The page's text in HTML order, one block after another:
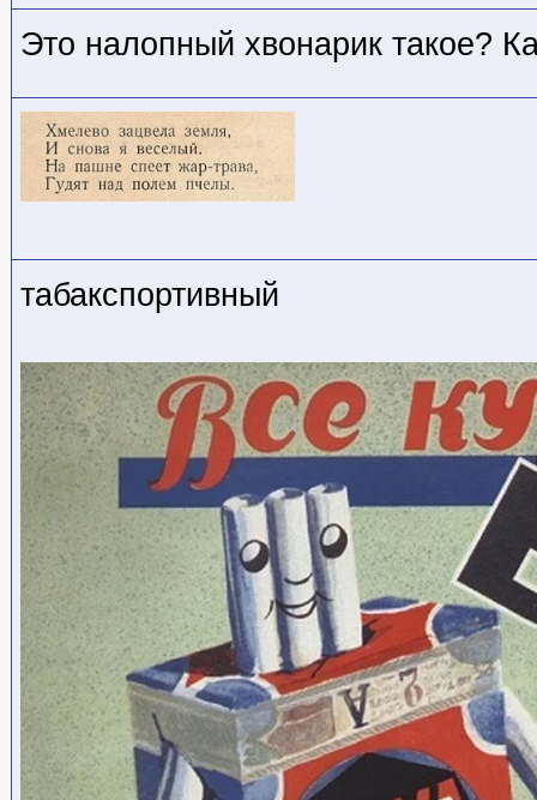
Это налопный хвонарик такое?
табакспортивный